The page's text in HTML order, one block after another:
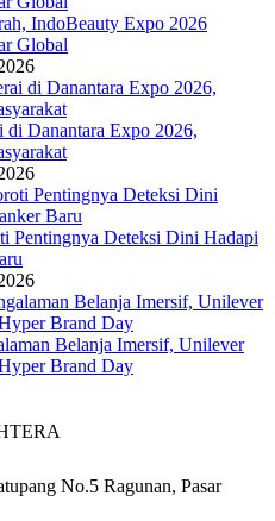
IndoBeauty Expo 2026
Global
Danantara Expo 2026,
Pentingnya Deteksi Dini Hadapi
Belanja Imersif, Unilever
Brand Day
No.5 Ragunan, Pasar